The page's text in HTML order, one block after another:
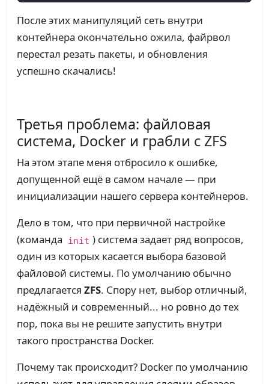
После этих манипуляций сеть внутри
контейнера окончательно ожила, файрвол
перестал резать пакеты, и обновления
успешно скачались!
Третья проблема: файловая
система, Docker и грабли с ZFS
На этом этапе меня отбросило к ошибке,
допущенной ещё в самом начале — при
инициализации нашего сервера контейнеров.
Дело в том, что при первичной настройке
(команда
init ) система задает ряд вопросов,
один из которых касается выбора базовой
файловой системы. По умолчанию обычно
предлагается ZFS. Спору нет, выбор отличный,
надёжный и современный... но ровно до тех
пор, пока вы не решите запустить внутри
такого пространства Docker.
Почему так происходит? Docker по умолчанию